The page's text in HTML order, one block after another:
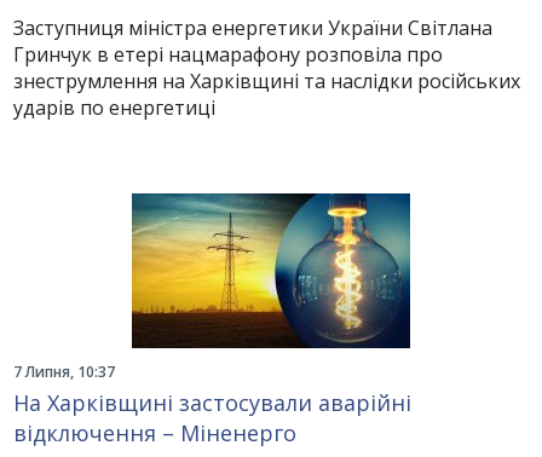
Заступниця міністра енергетики України Світлана
Гринчук в етері нацмарафону розповіла про
знеструмлення на Харківщині та наслідки російських
ударів по енергетиці
7 Липня, 10:37
На Харківщині застосували аварійні
відключення – Міненерго